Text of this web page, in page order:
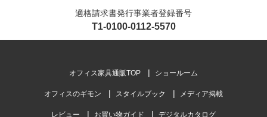
適格請求書発行事業者登録番号
T1-0100-0112-5570
オフィス家具通販TOP ショールーム
オフィスのギモン スタイルブック メディア掲載
レビュー お買い物ガイド デジタルカタログ